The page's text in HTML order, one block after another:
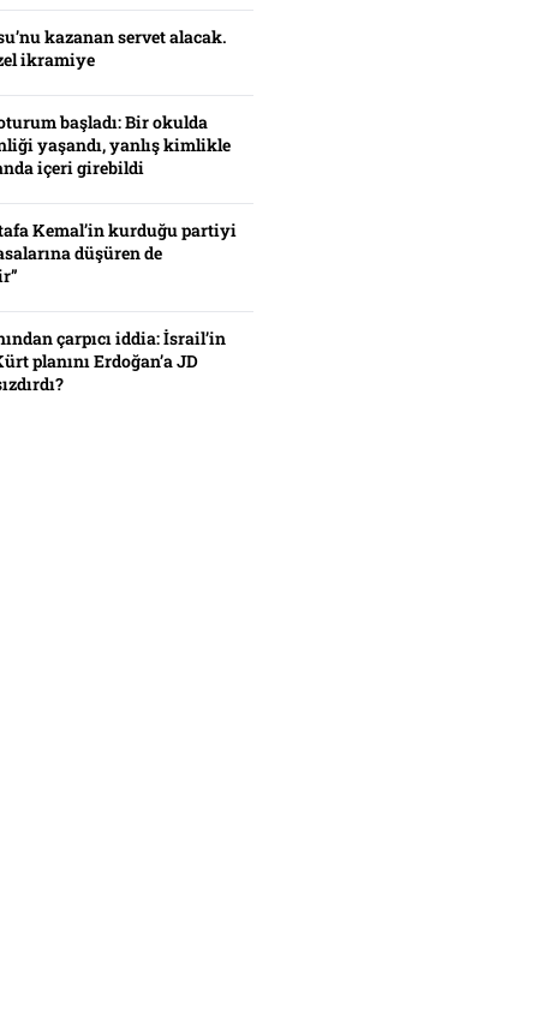
kazanan servet alacak.
ikramiye
başladı: Bir okulda
yaşandı, yanlış kimlikle
içeri girebildi
Kemal’in kurduğu partiyi
düşüren de
çarpıcı iddia: İsrail’in
planını Erdoğan’a JD